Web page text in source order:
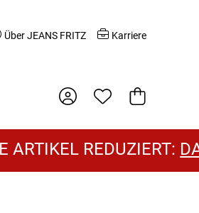
Über JEANS FRITZ Karriere
Warenkorb
REDUZIERT:DAMEN